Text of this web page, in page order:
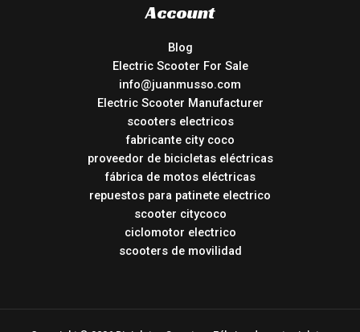
Account
Blog
Electric Scooter For Sale
info@juanmusso.com
Electric Scooter Manufacturer
scooters electricos
fabricante city coco
proveedor de bicicletas eléctricas
fábrica de motos eléctricas
repuestos para patinete electrico
scooter citycoco
ciclomotor electrico
scooters de movilidad